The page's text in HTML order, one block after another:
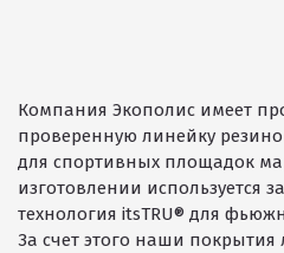
Компания Экополис имеет
проверенную линейку
для спортивных площадок
изготовлении используется
технология itsTRU® для
За счет этого наши